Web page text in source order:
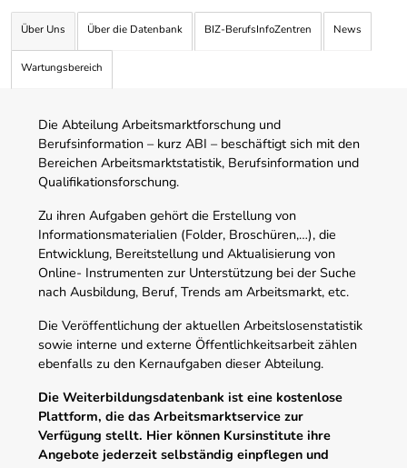
Über Uns Über die Datenbank BIZ-BerufsInfoZentren News
Wartungsbereich
Die Abteilung Arbeitsmarktforschung und
Berufsinformation – kurz ABI – beschäftigt sich mit den
Bereichen Arbeitsmarktstatistik, Berufsinformation und
Qualifikationsforschung.
Zu ihren Aufgaben gehört die Erstellung von
Informationsmaterialien (Folder, Broschüren,…), die
Entwicklung, Bereitstellung und Aktualisierung von
Online- Instrumenten zur Unterstützung bei der Suche
nach Ausbildung, Beruf, Trends am Arbeitsmarkt, etc.
Die Veröffentlichung der aktuellen Arbeitslosenstatistik
sowie interne und externe Öffentlichkeitsarbeit zählen
ebenfalls zu den Kernaufgaben dieser Abteilung.
Die Weiterbildungsdatenbank ist eine kostenlose
Plattform, die das Arbeitsmarktservice zur
Verfügung stellt. Hier können Kursinstitute ihre
Angebote jederzeit selbständig einpflegen und